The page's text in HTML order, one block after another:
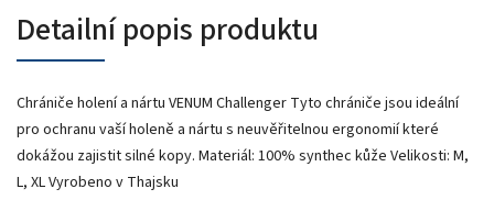
Detailní popis produktu
Chrániče holení a nártu VENUM Challenger Tyto chrániče jsou ideální
pro ochranu vaší holeně a nártu s neuvěřitelnou ergonomií které
dokážou zajistit silné kopy. Materiál: 100% synthec kůže Velikosti: M,
L, XL Vyrobeno v Thajsku